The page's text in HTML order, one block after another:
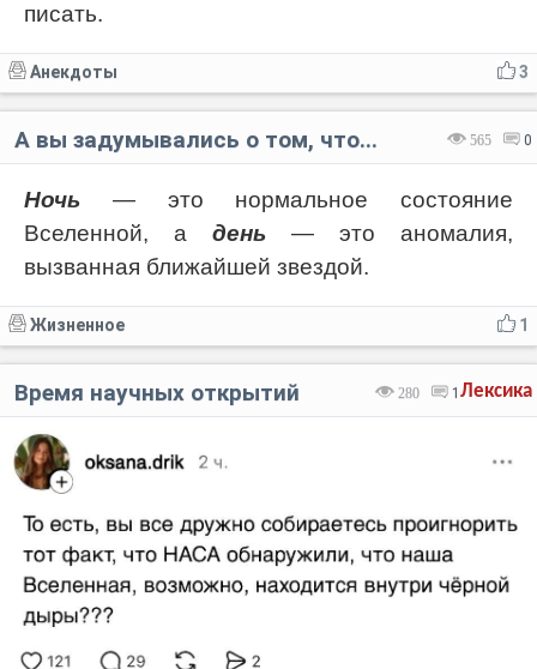
писать.
3
Анекдоты
565 0
А вы задумывались о том, что...
Ночь — это нормальное состояние
Вселенной, а день — это аномалия,
вызванная ближайшей звездой.
1
Жизненное
Лексика
280 1
Время научных открытий